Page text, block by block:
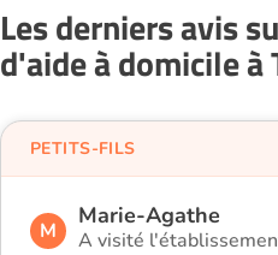
Les derniers avis
d'aide à domicile
M
Marie-Agathe
A visité
PETITS-FILS